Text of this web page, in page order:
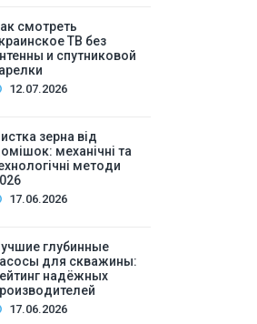
Как смотреть
основные способыПриложение
или ноутбукеМобиль…
смотреть
ТВ без
и спутниковой
12.07.2026
зерна від
механічні та
методи
17.06.2026
глубинные
для скважины:
надёжных
17.06.2026